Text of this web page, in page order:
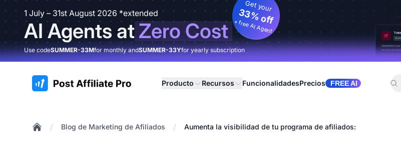
1 July – 31st August 2026 *extended
AI Agents atZero Cost
Get your
33% off
+ free AI Agent
Use codeSUMMER-33Mfor monthly andSUMMER-33Yfor yearly subscription
:site.title Producto Recursos FuncionalidadesPrecios FREE AI
/ Blog de Marketing de Afiliados / Aumenta la visibilidad de tu programa de afiliados: